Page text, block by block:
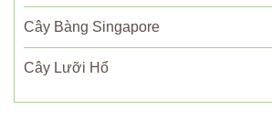
Cây Bàng Singapore
Cây Lưỡi Hổ